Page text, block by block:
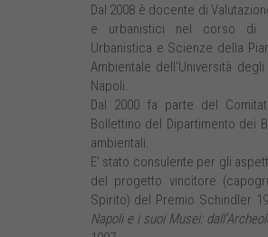
Dal 2008 è docente di
e urbanistici nel corso di
Urbanistica e Scienze della
Ambientale dell'Università
Napoli.
Dal 2000 fa parte del
Bollettino del Dipartimento dei
ambientali.
E' stato consulente per gli
del progetto vincitore
Spirito) del Premio Schindler
Napoli e i suoi Musei: